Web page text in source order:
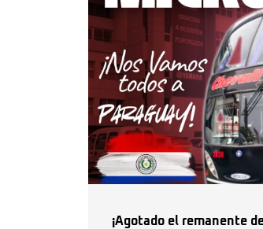
¡Agotado el remanente